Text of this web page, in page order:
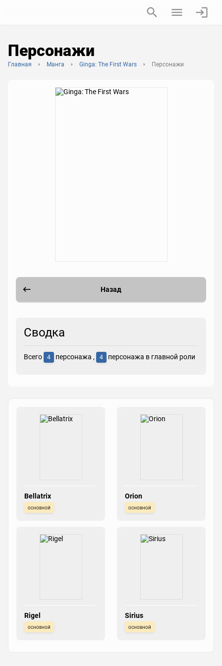
Персонажи
Главная Манга Ginga: The First Wars Персонажи
Назад
Сводка
Всего 4 персонажа , 4 персонажа в главной роли
Bellatrix
основной
Orion
основной
Rigel
основной
Sirius
основной